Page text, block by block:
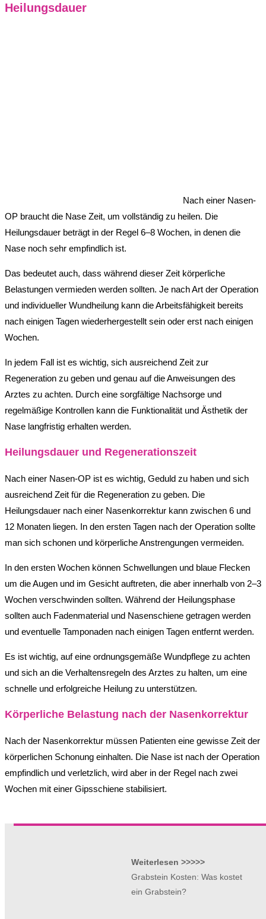
Heilungsdauer
Nach einer Nasen-
OP braucht die Nase Zeit, um vollständig zu heilen. Die
Heilungsdauer beträgt in der Regel 6–8 Wochen, in denen die
Nase noch sehr empfindlich ist.
Das bedeutet auch, dass während dieser Zeit körperliche
Belastungen vermieden werden sollten. Je nach Art der Operation
und individueller Wundheilung kann die Arbeitsfähigkeit bereits
nach einigen Tagen wiederhergestellt sein oder erst nach einigen
Wochen.
In jedem Fall ist es wichtig, sich ausreichend Zeit zur
Regeneration zu geben und genau auf die Anweisungen des
Arztes zu achten. Durch eine sorgfältige Nachsorge und
regelmäßige Kontrollen kann die Funktionalität und Ästhetik der
Nase langfristig erhalten werden.
Heilungsdauer und Regenerationszeit
Nach einer Nasen-OP ist es wichtig, Geduld zu haben und sich
ausreichend Zeit für die Regeneration zu geben. Die
Heilungsdauer nach einer Nasenkorrektur kann zwischen 6 und
12 Monaten liegen. In den ersten Tagen nach der Operation sollte
man sich schonen und körperliche Anstrengungen vermeiden.
In den ersten Wochen können Schwellungen und blaue Flecken
um die Augen und im Gesicht auftreten, die aber innerhalb von 2–3
Wochen verschwinden sollten. Während der Heilungsphase
sollten auch Fadenmaterial und Nasenschiene getragen werden
und eventuelle Tamponaden nach einigen Tagen entfernt werden.
Es ist wichtig, auf eine ordnungsgemäße Wundpflege zu achten
und sich an die Verhaltensregeln des Arztes zu halten, um eine
schnelle und erfolgreiche Heilung zu unterstützen.
Körperliche Belastung nach der Nasenkorrektur
Nach der Nasenkorrektur müssen Patienten eine gewisse Zeit der
körperlichen Schonung einhalten. Die Nase ist nach der Operation
empfindlich und verletzlich, wird aber in der Regel nach zwei
Wochen mit einer Gipsschiene stabilisiert.
Weiterlesen >>>>>
Grabstein Kosten: Was kostet
ein Grabstein?